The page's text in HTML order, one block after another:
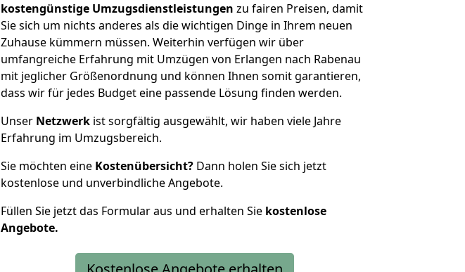
kostengünstige Umzugsdienstleistungen zu fairen Preisen, damit
Sie sich um nichts anderes als die wichtigen Dinge in Ihrem neuen
Zuhause kümmern müssen. Weiterhin verfügen wir über
umfangreiche Erfahrung mit Umzügen von Erlangen nach Rabenau
mit jeglicher Größenordnung und können Ihnen somit garantieren,
dass wir für jedes Budget eine passende Lösung finden werden.
Unser Netzwerk ist sorgfältig ausgewählt, wir haben viele Jahre
Erfahrung im Umzugsbereich.
Sie möchten eine Kostenübersicht? Dann holen Sie sich jetzt
kostenlose und unverbindliche Angebote.
Füllen Sie jetzt das Formular aus und erhalten Sie kostenlose
Angebote.